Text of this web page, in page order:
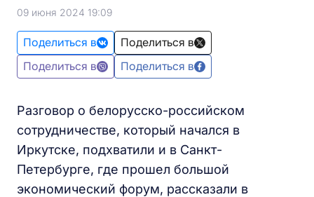
09 июня 2024 19:09
Поделиться в
Поделиться в
Поделиться в
Поделиться в
Разговор о белорусско-российском
сотрудничестве, который начался в
Иркутске, подхватили и в Санкт-
Петербурге, где прошел большой
экономический форум, рассказали в